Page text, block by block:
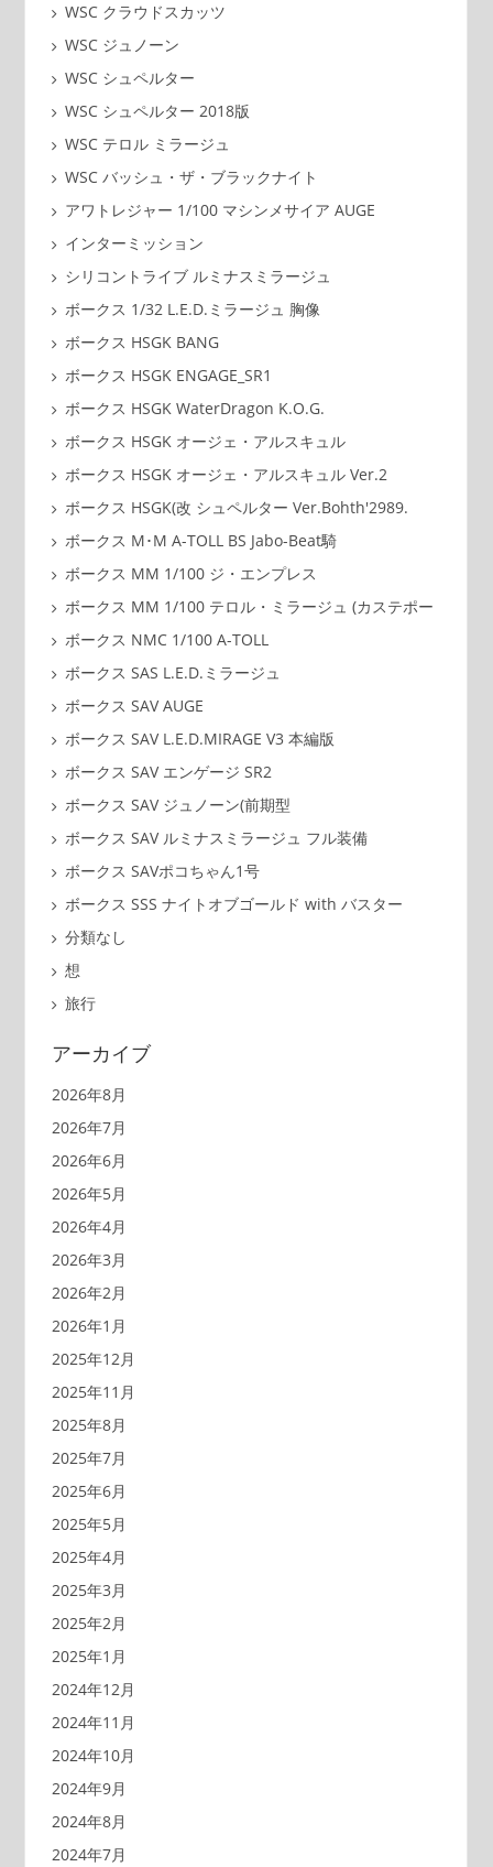
WSC クラウドスカッツ
WSC ジュノーン
WSC シュペルター
WSC シュペルター 2018版
WSC テロル ミラージュ
WSC バッシュ・ザ・ブラックナイト
アワトレジャー 1/100 マシンメサイア AUGE
インターミッション
シリコントライブ ルミナスミラージュ
ボークス 1/32 L.E.D.ミラージュ 胸像
ボークス HSGK BANG
ボークス HSGK ENGAGE_SR1
ボークス HSGK WaterDragon K.O.G.
ボークス HSGK オージェ・アルスキュル
ボークス HSGK オージェ・アルスキュル Ver.2
ボークス HSGK(改 シュペルター Ver.Bohth'2989.
ボークス M･M A-TOLL BS Jabo-Beat騎
ボークス MM 1/100 ジ・エンプレス
ボークス MM 1/100 テロル・ミラージュ (カステポー
ボークス NMC 1/100 A-TOLL
ボークス SAS L.E.D.ミラージュ
ボークス SAV AUGE
ボークス SAV L.E.D.MIRAGE V3 本編版
ボークス SAV エンゲージ SR2
ボークス SAV ジュノーン(前期型
ボークス SAV ルミナスミラージュ フル装備
ボークス SAVポコちゃん1号
ボークス SSS ナイトオブゴールド with バスター
分類なし
想
旅行
アーカイブ
2026年8月
2026年7月
2026年6月
2026年5月
2026年4月
2026年3月
2026年2月
2026年1月
2025年12月
2025年11月
2025年8月
2025年7月
2025年6月
2025年5月
2025年4月
2025年3月
2025年2月
2025年1月
2024年12月
2024年11月
2024年10月
2024年9月
2024年8月
2024年7月